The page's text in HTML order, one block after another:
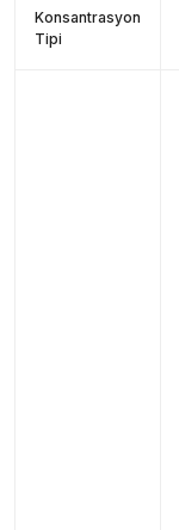
Konsantrasyon
Tipi